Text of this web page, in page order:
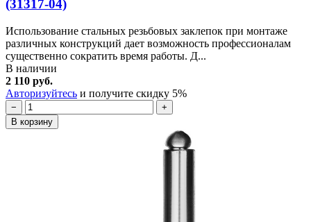
(31317-04)
Использование стальных резьбовых заклепок при монтаже
различных конструкций дает возможность профессионалам
существенно сократить время работы. Д...
В наличии
2 110 руб.
Авторизуйтесь и получите скидку 5%
−
+
В корзину